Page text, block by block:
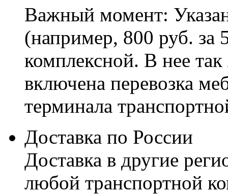
Важный момент:
(например, 800 руб. за
комплексной. В нее
включена перевозка
терминала
Доставка по России
Доставка в другие
любой транспортной